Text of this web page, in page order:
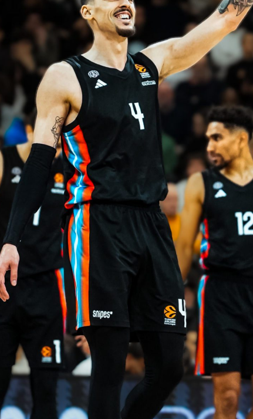
Adidas Arena
Accès et informations
Arena Tour
Événements et séminaires
Entertainment